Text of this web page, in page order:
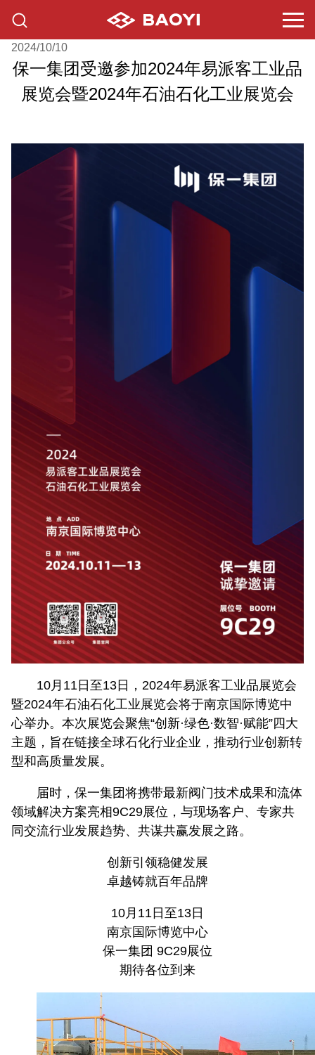
2024/10/10
保一集团受邀参加2024年易派客工业品
展览会暨2024年石油石化工业展览会
10月11日至13日，2024年易派客工业品展览会
暨2024年石油石化工业展览会将于南京国际博览中
心举办。本次展览会聚焦“创新·绿色·数智·赋能”四大
主题，旨在链接全球石化行业企业，推动行业创新转
型和高质量发展。
届时，保一集团将携带最新阀门技术成果和流体
领域解决方案亮相9C29展位，与现场客户、专家共
同交流行业发展趋势、共谋共赢发展之路。
创新引领稳健发展
卓越铸就百年品牌
10月11日至13日
南京国际博览中心
保一集团 9C29展位
期待各位到来